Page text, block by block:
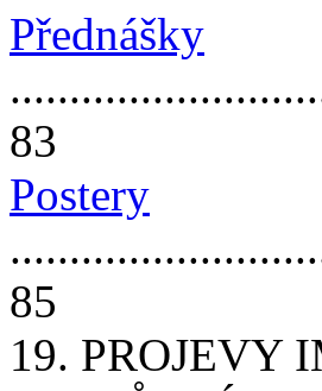
Přednášky
83
Postery
85
19. PROJEVY